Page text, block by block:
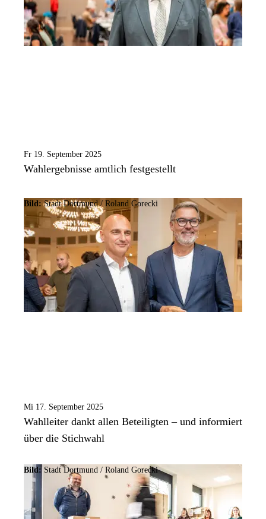
Fr 19. September 2025
Wahlergebnisse amtlich festgestellt
Bild: Stadt Dortmund / Roland Gorecki
Mi 17. September 2025
Wahlleiter dankt allen Beteiligten – und informiert
über die Stichwahl
Bild:Stadt Dortmund / Roland Gorecki